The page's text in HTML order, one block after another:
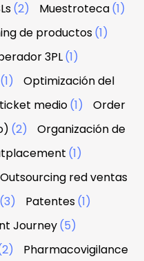
(2) Muestroteca(1)
de productos(1)
3PL(1)
(1)
Optimización del
medio(1)
Order
(2)
Organización de
(1)
Outsourcing red ventas
(3) Patentes(1)
Journey(5)
Pharmacovigilance